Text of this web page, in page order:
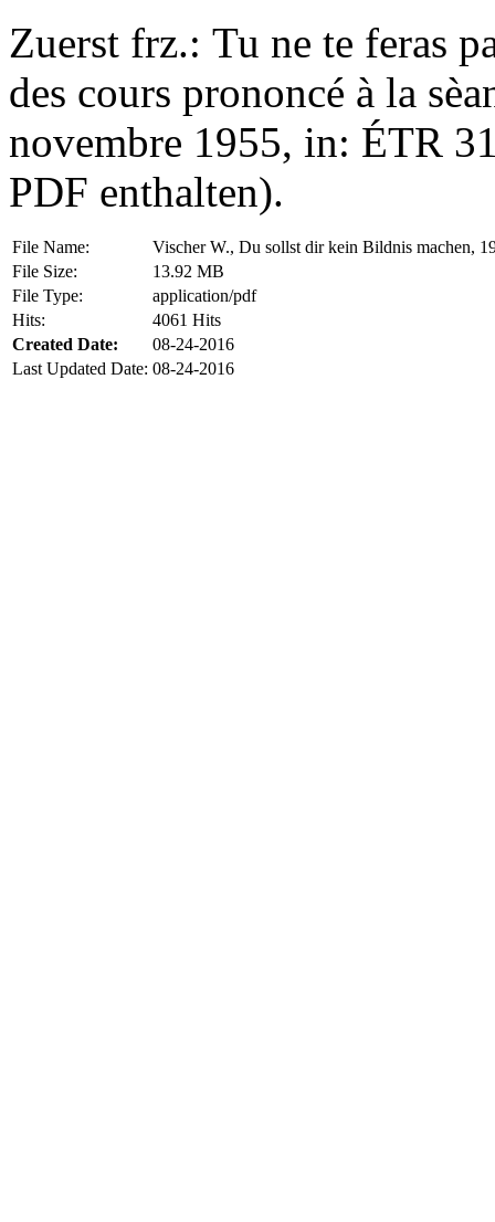
Zuerst frz.: Tu ne te feras
des cours prononcé à la
novembre 1955, in: ÉTR
PDF enthalten).
File Name:
Vischer W., Du sollst dir kein Bildnis machen,
File Size:
13.92 MB
File Type:
application/pdf
Hits:
4061 Hits
Created Date:
08-24-2016
Last Updated Date: 08-24-2016